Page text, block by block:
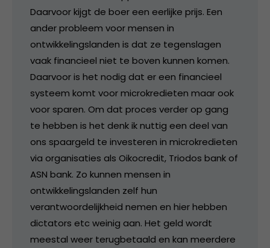
Daarvoor kijgt de boer een eerlijke prijs. Een
ander probleem voor mensen in
ontwikkelingslanden is dat ze tegenslagen
vaak financieel niet te boven kunnen komen.
Daarvoor is het nodig dat er een financieel
systeem komt voor microkredieten maar ook
voor sparen. Om dat proces verder op gang
te hebben is het denk ik nuttig een deel van
ons spaargeld te investeren in microkredieten
via organisaties als Oikocredit, Triodos bank of
ASN bank. Zo kunnen mensen in
ontwikkelingslanden zelf hun
verantwoordelijkheid nemen en hier hebben
dictators etc weinig aan. Het geld wordt
meestal weer terugbetaald en kan meerdere